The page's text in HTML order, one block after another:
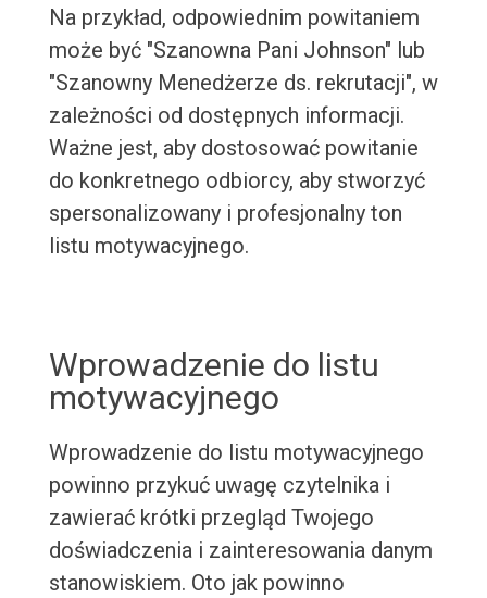
Na przykład, odpowiednim powitaniem
może być "Szanowna Pani Johnson" lub
"Szanowny Menedżerze ds. rekrutacji", w
zależności od dostępnych informacji.
Ważne jest, aby dostosować powitanie
do konkretnego odbiorcy, aby stworzyć
spersonalizowany i profesjonalny ton
listu motywacyjnego.
Wprowadzenie do listu
motywacyjnego
Wprowadzenie do listu motywacyjnego
powinno przykuć uwagę czytelnika i
zawierać krótki przegląd Twojego
doświadczenia i zainteresowania danym
stanowiskiem. Oto jak powinno